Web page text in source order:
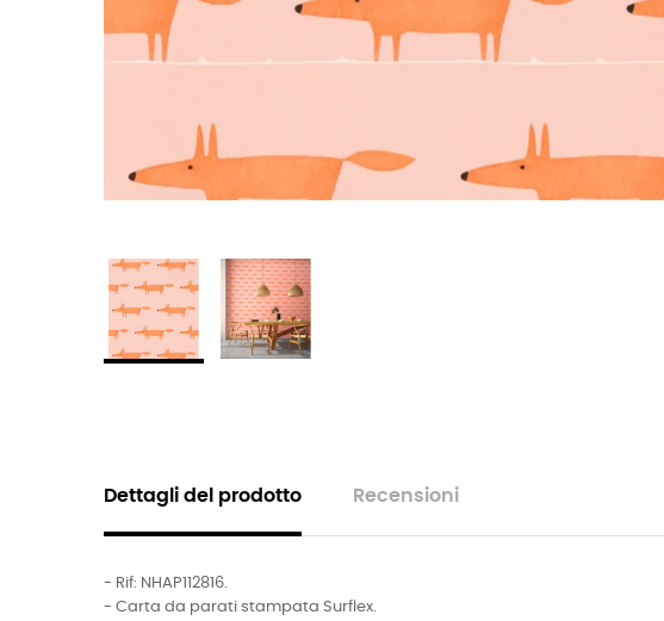
Dettagli del prodotto Recensioni
- Rif: NHAP112816.
- Carta da parati stampata Surflex.